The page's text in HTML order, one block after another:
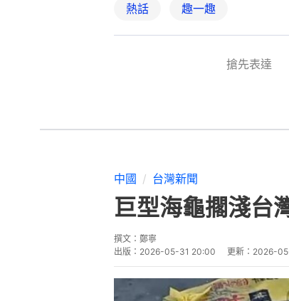
熱話 趣一趣
搶先表達
中國 台灣新聞
巨型海龜擱淺
撰文： 鄭寧
出版： 2026-05-31 20:00 更新： 2026-